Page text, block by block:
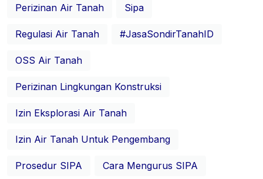
Perizinan Air Tanah Sipa
Regulasi Air Tanah #JasaSondirTanahID
OSS Air Tanah
Perizinan Lingkungan Konstruksi
Izin Eksplorasi Air Tanah
Izin Air Tanah Untuk Pengembang
Prosedur SIPA Cara Mengurus SIPA